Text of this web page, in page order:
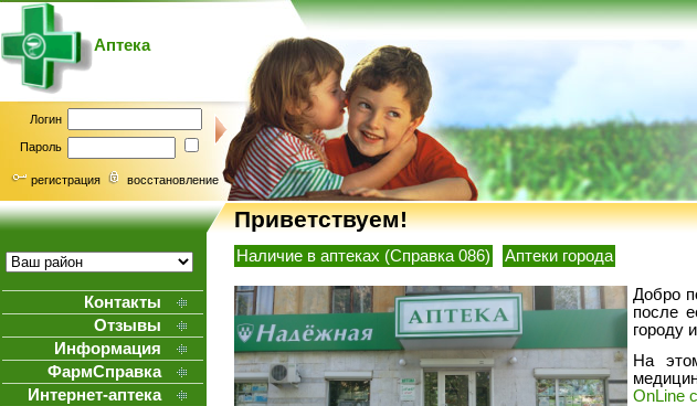
Аптека
Логин
Пароль
регистрация восстановление
Контакты
Отзывы
Информация
ФармСправка
Интернет-аптека
Приветствуем!
Наличие в аптеках (Справка 086) Аптеки города
Добро
после
городу
На
OnLine